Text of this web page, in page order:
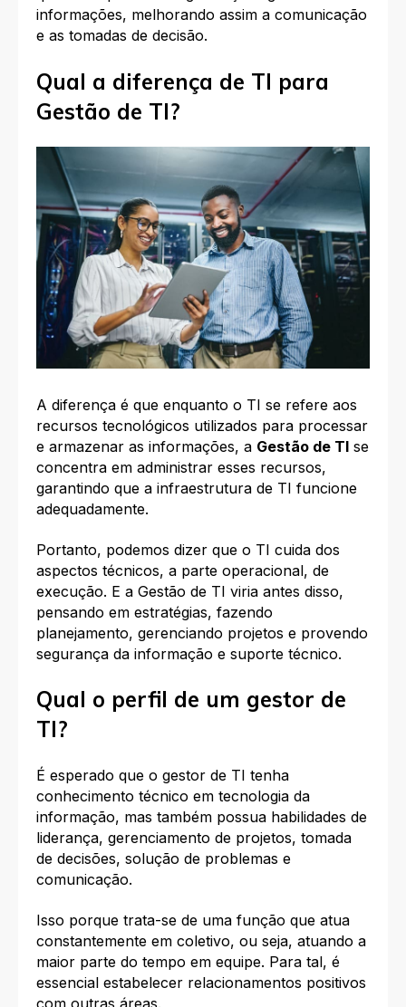
informações, melhorando assim a comunicação
e as tomadas de decisão.
Qual a diferença de TI para
Gestão de TI?
A diferença é que enquanto o TI se refere aos
recursos tecnológicos utilizados para processar
e armazenar as informações, a Gestão de TI se
concentra em administrar esses recursos,
garantindo que a infraestrutura de TI funcione
adequadamente.
Portanto, podemos dizer que o TI cuida dos
aspectos técnicos, a parte operacional, de
execução. E a Gestão de TI viria antes disso,
pensando em estratégias, fazendo
planejamento, gerenciando projetos e provendo
segurança da informação e suporte técnico.
Qual o perfil de um gestor de
TI?
É esperado que o gestor de TI tenha
conhecimento técnico em tecnologia da
informação, mas também possua habilidades de
liderança, gerenciamento de projetos, tomada
de decisões, solução de problemas e
comunicação.
Isso porque trata-se de uma função que atua
constantemente em coletivo, ou seja, atuando a
maior parte do tempo em equipe. Para tal, é
essencial estabelecer relacionamentos positivos